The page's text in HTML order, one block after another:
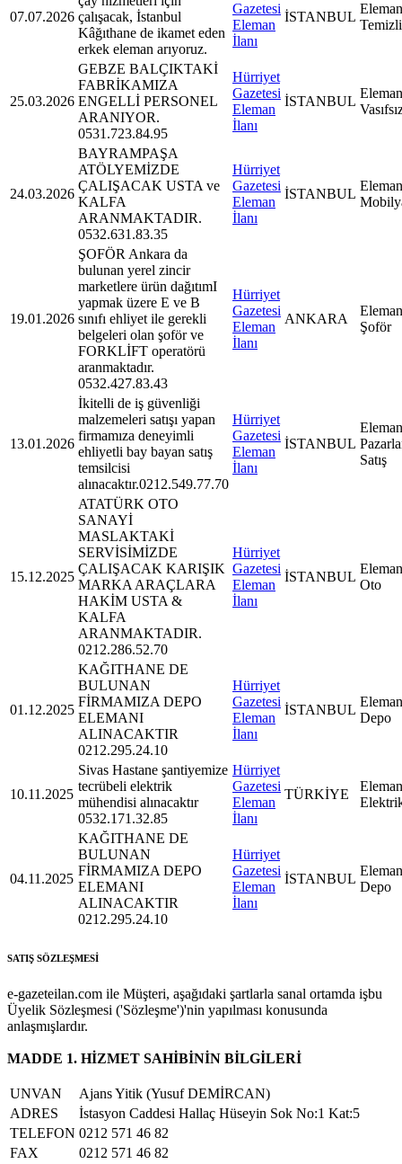
07.07.2026 çalışacak, İstanbul
Kâğıthane de ikamet eden
erkek eleman arıyoruz.
Gazetesi
Eleman
İlanı
İSTANBUL
25.03.2026
GEBZE BALÇIKTAKİ
FABRİKAMIZA
ENGELLİ PERSONEL
ARANIYOR.
0531.723.84.95
Hürriyet
Gazetesi
Eleman
İlanı
İSTANBUL
24.03.2026
BAYRAMPAŞA
ATÖLYEMİZDE
ÇALIŞACAK USTA ve
KALFA
ARANMAKTADIR.
0532.631.83.35
Hürriyet
Gazetesi
Eleman
İlanı
İSTANBUL
19.01.2026
ŞOFÖR Ankara da
bulunan yerel zincir
marketlere ürün dağıtımI
yapmak üzere E ve B
sınıfı ehliyet ile gerekli
belgeleri olan şoför ve
FORKLİFT operatörü
aranmaktadır.
0532.427.83.43
Hürriyet
Gazetesi
Eleman
İlanı
ANKARA
Şoför
13.01.2026
İkitelli de iş güvenliği
malzemeleri satışı yapan
firmamıza deneyimli
ehliyetli bay bayan satış
temsilcisi
alınacaktır.0212.549.77.70
Hürriyet
Gazetesi
Eleman
İlanı
İSTANBUL
Satış
15.12.2025
ATATÜRK OTO
SANAYİ
MASLAKTAKİ
SERVİSİMİZDE
ÇALIŞACAK KARIŞIK
MARKA ARAÇLARA
HAKİM USTA &
KALFA
ARANMAKTADIR.
0212.286.52.70
Hürriyet
Gazetesi
Eleman
İlanı
İSTANBUL
Oto
01.12.2025
KAĞITHANE DE
BULUNAN
FİRMAMIZA DEPO
ELEMANI
ALINACAKTIR
0212.295.24.10
Hürriyet
Gazetesi
Eleman
İlanı
İSTANBUL
Depo
10.11.2025
Sivas Hastane şantiyemize
tecrübeli elektrik
mühendisi alınacaktır
0532.171.32.85
Hürriyet
Gazetesi
Eleman
İlanı
TÜRKİYE
04.11.2025
KAĞITHANE DE
BULUNAN
FİRMAMIZA DEPO
ELEMANI
ALINACAKTIR
0212.295.24.10
Hürriyet
Gazetesi
Eleman
İlanı
İSTANBUL
Depo
SATIŞ SÖZLEŞMESİ
e-gazeteilan.com ile Müşteri, aşağıdaki şartlarla sanal ortamda işbu
Üyelik Sözleşmesi ('Sözleşme')'nin yapılması konusunda
anlaşmışlardır.
MADDE 1. HİZMET SAHİBİNİN BİLGİLERİ
UNVAN
Ajans Yitik (Yusuf DEMİRCAN)
ADRES
İstasyon Caddesi Hallaç Hüseyin Sok No:1 Kat:5
TELEFON 0212 571 46 82
FAX
0212 571 46 82